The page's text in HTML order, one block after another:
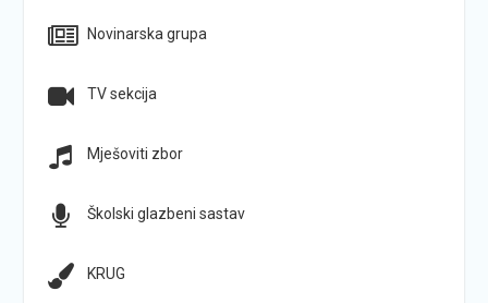
Novinarska grupa
TV sekcija
Mješoviti zbor
Školski glazbeni sastav
KRUG